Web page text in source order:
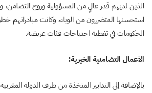
الذين لديهم قدر عالٍ من المسؤولية وروح التضامن،
استحسنها المتضررون من الوباء، وكانت مبادراتهم
الحكومات في تغطية احتياجات فئات عريضة.
الأعمال التضامنية الخيرية:
بالإضافة إلى التدابير المتخذة من طرف الدولة